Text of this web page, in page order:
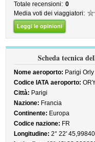
Totale recensioni: 0
Media voti dei viaggiatori:
Leggi le opinioni
Scheda tecnica
Nome aeroporto: Parigi Orly
Codice IATA aeroporto:
Città: Parigi
Nazione: Francia
Continente: Europa
Codice nazione: FR
Longitudine: 2° 22'